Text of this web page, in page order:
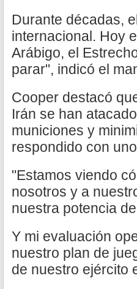
Durante décadas,
internacional. Hoy
Arábigo, el
parar", indicó el
Cooper destacó
Irán se han
municiones y
respondido con
"Estamos viendo
nosotros y a
nuestra potencia
Y mi evaluación
nuestro plan de
de nuestro ejército